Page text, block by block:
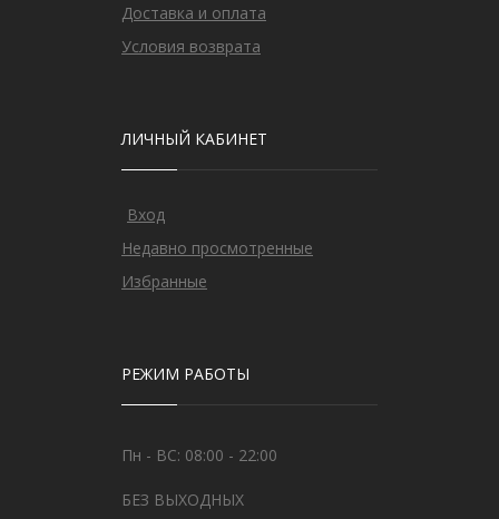
Доставка и оплата
Условия возврата
ЛИЧНЫЙ КАБИНЕТ
Вход
Недавно просмотренные
Избранные
РЕЖИМ РАБОТЫ
Пн - ВС: 08:00 - 22:00
БЕЗ ВЫХОДНЫХ